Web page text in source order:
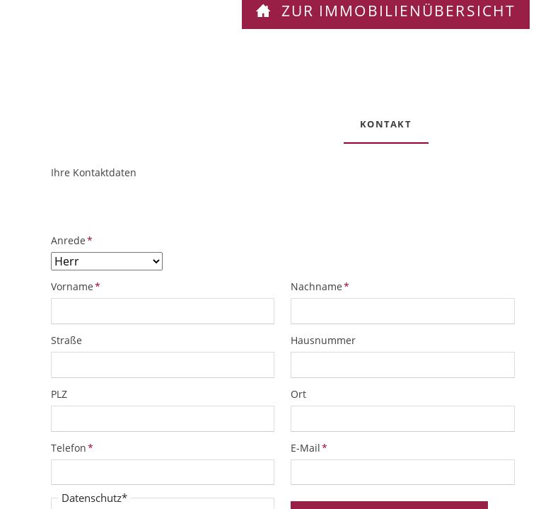
ZUR IMMOBILIENÜBERSICHT
KONTAKT
ObjektPlatzhalter
URL
Ihre Kontaktdaten
Pflichtfeld
Anrede*
Pflichtfeld
Vorname* Pflichtfeld
Nachname*
Straße Hausnummer
PLZ Ort
Pflichtfeld
Telefon* Pflichtfeld
E-Mail*
Pflichtfeld
Datenschutz*